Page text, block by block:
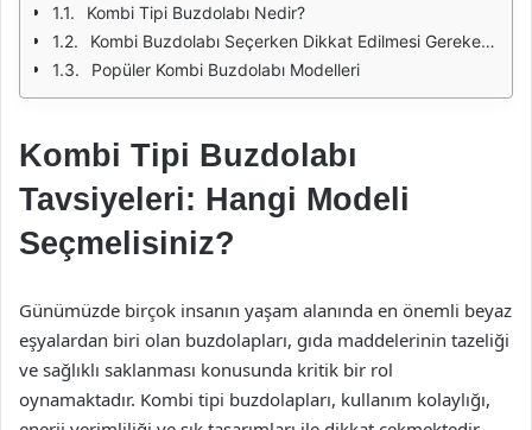
Kombi Tipi Buzdolabı Nedir?
Kombi Buzdolabı Seçerken Dikkat Edilmesi Gerekenler
Popüler Kombi Buzdolabı Modelleri
Kombi Tipi Buzdolabı
Tavsiyeleri: Hangi Modeli
Seçmelisiniz?
Günümüzde birçok insanın yaşam alanında en önemli beyaz
eşyalardan biri olan buzdolapları, gıda maddelerinin tazeliği
ve sağlıklı saklanması konusunda kritik bir rol
oynamaktadır. Kombi tipi buzdolapları, kullanım kolaylığı,